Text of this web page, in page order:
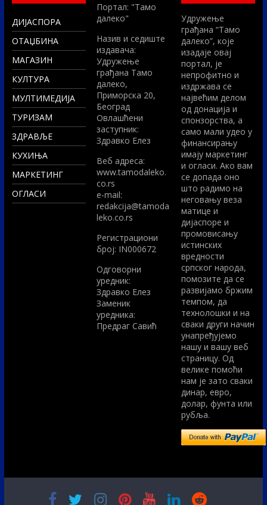
ДИЈАСПОРА
ОТАЏБИНА
МАГАЗИН
КУЛТУРА
МУЛТИМЕДИЈА
ТУРИЗАМ
ЗДРАВЉЕ
КУХИЊА
МАРКЕТИНГ
ОГЛАСИ
Портал: "Тамо
далеко"
Назив и седиште
издавача:
Удружење
грађана Тамо
далеко,
Приморска 20,
Београд
Овлашћени
заступник:
Здравко Елез
Вeб адреса:
www.tamodaleko.
co.rs
e-mail:
redakcija@tamoda
leko.co.rs
Регистрациони
број: IN000672
Одговорни
уредник:
Здравко Елез
Заменик
уредника:
Предраг Савић
Удружење
грађана “Тамо
далеко”, које
изадаје овај
портал, је
непрофитно и
издржава се
највећим делом
од донација и
спонзорства, а
само мали удео у
финансирању
имају маркетинг
и огласи. Ако вам
се допада оно
што радимо на
неговању веза
матице и
дијаспоре и
промовисању
истинских
вредности
српског народа,
помозите да се
развијамо бржим
темпом, да
технолошки и на
сваки други начин
унапређујемо
нашу и вашу веб
страницу. Од
велике помоћи
нам је зато сваки
динар, евро,
долар, фунта или
рубља.